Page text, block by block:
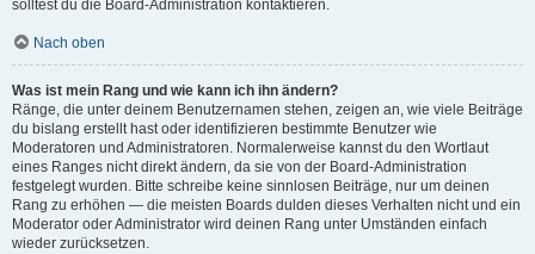
solltest du die Board-Administration kontaktieren.
Nach oben
Was ist mein Rang und wie kann ich ihn ändern?
Ränge, die unter deinem Benutzernamen stehen, zeigen an, wie viele Beiträge
du bislang erstellt hast oder identifizieren bestimmte Benutzer wie
Moderatoren und Administratoren. Normalerweise kannst du den Wortlaut
eines Ranges nicht direkt ändern, da sie von der Board-Administration
festgelegt wurden. Bitte schreibe keine sinnlosen Beiträge, nur um deinen
Rang zu erhöhen — die meisten Boards dulden dieses Verhalten nicht und ein
Moderator oder Administrator wird deinen Rang unter Umständen einfach
wieder zurücksetzen.